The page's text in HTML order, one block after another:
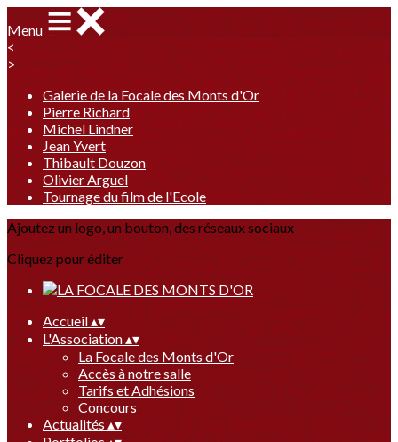
Menu
<
>
Galerie de la Focale des Monts d'Or
Pierre Richard
Michel Lindner
Jean Yvert
Thibault Douzon
Olivier Arguel
Tournage du film de l'Ecole
Ajoutez un logo, un bouton, des réseaux sociaux
Cliquez pour éditer
Accueil▴▾
L'Association▴▾
La Focale des Monts d'Or
Accès à notre salle
Tarifs et Adhésions
Concours
Actualités ▴▾